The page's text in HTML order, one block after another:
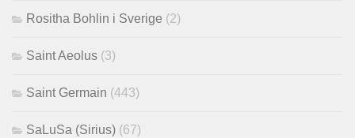
Rositha Bohlin i Sverige (2)
Saint Aeolus (3)
Saint Germain (443)
SaLuSa (Sirius) (67)